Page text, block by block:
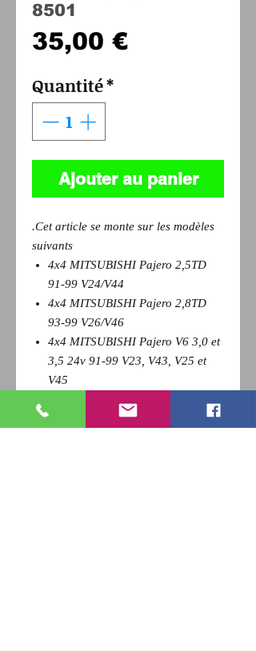
8501
35,00 €Prix
Quantité*
Ajouter au panier
.Cet article se monte sur les modèles
suivants
4x4 MITSUBISHI Pajero 2,5TD
91-99 V24/V44
4x4 MITSUBISHI Pajero 2,8TD
93-99 V26/V46
4x4 MITSUBISHI Pajero V6 3,0 et
3,5 24v 91-99 V23, V43, V25 et
V45
2,5TD 00-04 V24/V44